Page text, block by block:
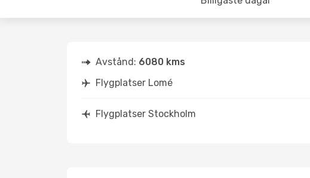
Avstånd: 6080 kms
Flygplatser Lomé
Flygplatser Stockholm